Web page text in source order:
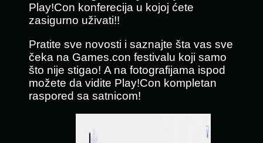
Play!Con konferecija u kojoj ćete
zasigurno uživati!!
Pratite sve novosti i saznajte šta vas sve
čeka na Games.con festivalu koji samo
što nije stigao! A na fotografijama ispod
možete da vidite Play!Con kompletan
raspored sa satnicom!